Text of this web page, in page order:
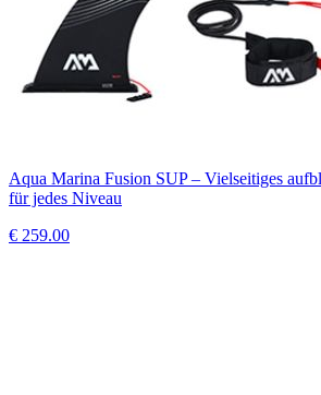
Aqua Marina Fusion SUP – Vielseitiges
für jedes Niveau
€ 259.00